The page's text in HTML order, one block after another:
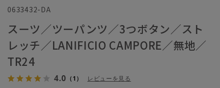
0633432-DA
スーツ／ツーパンツ／3つボタン／スト
レッチ／LANIFICIO CAMPORE／無地／
TR24
4.0 （1） レビューを見る